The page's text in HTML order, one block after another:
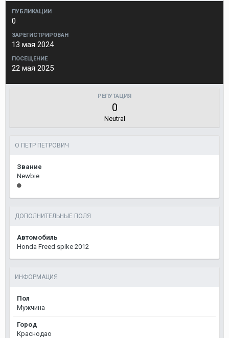
ПУБЛИКАЦИИ
0
ЗАРЕГИСТРИРОВАН
13 мая 2024
ПОСЕЩЕНИЕ
22 мая 2025
РЕПУТАЦИЯ
0
Neutral
О ПЕТР ПЕТРОВИЧ
Звание
Newbie
ДОПОЛНИТЕЛЬНЫЕ ПОЛЯ
Автомобиль
Honda Freed spike 2012
ИНФОРМАЦИЯ
Пол
Мужчина
Город
Краснодао